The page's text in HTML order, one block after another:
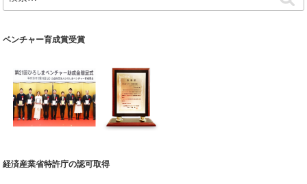
ー
シ
ン
索
ベンチャー育成賞受賞
経済産業省特許庁の認可取得